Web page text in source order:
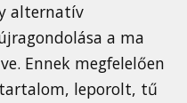
alternatív
a ma
Ennek megfelelően
leporolt, tű